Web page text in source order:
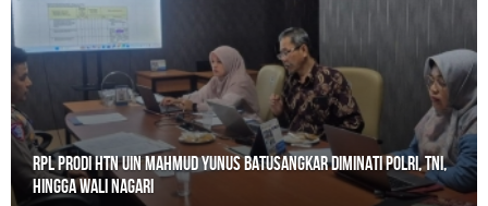
Gerebek Rumah di Tanah Datar, Satresnarkoba Padang Panjang
Amankan Pengedar Ganja Beserta 6 Paket Bukti